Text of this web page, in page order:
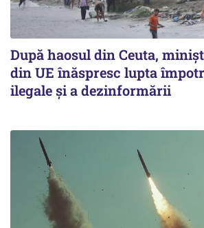
După haosul din Ceuta,
din UE înăspresc lupta
ilegale și a dezinformării